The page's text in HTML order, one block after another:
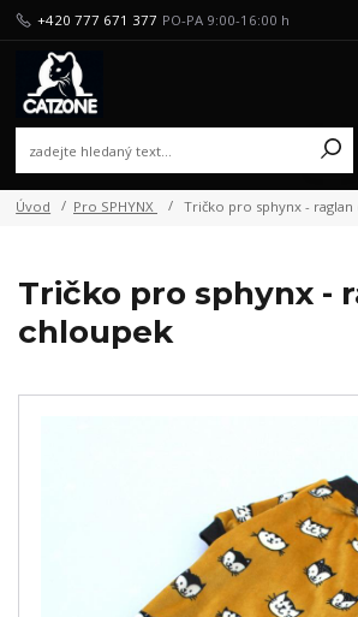
+420 777 671 377 PO-PA 9:00-16:00 h
Úvod Pro SPHYNX Tričko pro sphynx -
Tričko pro sphynx -
chloupek